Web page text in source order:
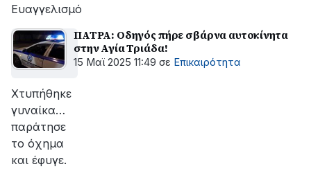
Ευαγγελισμό
ΠΑΤΡΑ: Οδηγός πήρε σβάρνα αυτοκίνητα
στην Αγία Τριάδα!
15 Μαϊ 2025 11:49 σε Επικαιρότητα
Χτυπήθηκε
γυναίκα…
παράτησε
το όχημα
και έφυγε.